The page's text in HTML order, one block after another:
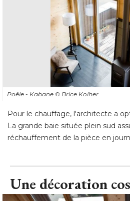
Poêle - Kabane © Brice Kolher
Pour le chauffage, l'architecte a
La grande baie située plein sud
réchauffement de la pièce en
Une décoration